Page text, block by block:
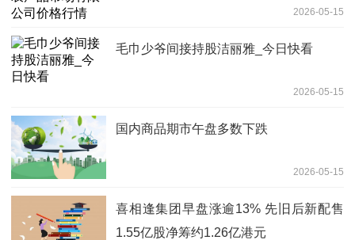
2026-05-15
毛巾少爷间接持股洁丽雅_今日快看
2026-05-15
国内商品期市午盘多数下跌
2026-05-15
喜相逢集团早盘涨逾13% 先旧后新配售
1.55亿股净筹约1.26亿港元